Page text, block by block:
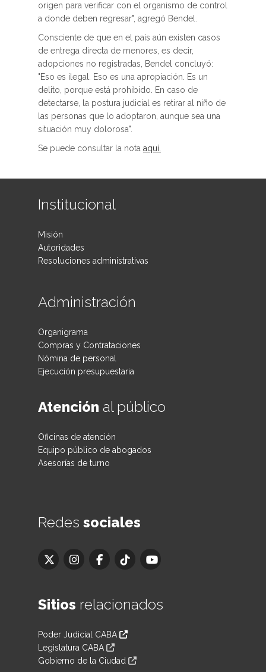
origen para verificar con el organismo de control
a donde deben regresar", agregó Bendel.
Consciente de que en el país aún existen casos
de entrega directa de menores, es decir,
adopciones no registradas, Bendel concluyó:
"Eso es ilegal. Eso es una apropiación. Es un
delito, porque está prohibido. En caso de
detectarse, la postura judicial es retirar al niño de
las personas que lo adoptaron, aunque sea una
situación muy dolorosa".
Se puede consultar la nota aquí.
Institucional
Misión
Autoridades
Resoluciones administrativas
Administración
Organigrama
Compras y Contrataciones
Nómina de personal
Ejecución presupuestaria
Atención al público
Oficinas de atención
Equipo público de abogados
Asesorías de turno
Redes sociales
Sitios relacionados
Poder Judicial CABA
Legislatura CABA
Gobierno de la Ciudad